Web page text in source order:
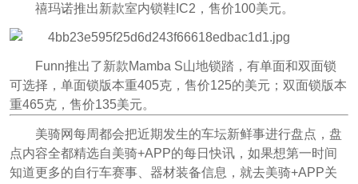
禧玛诺推出新款室内锁鞋IC2， 售价100美元。
Funn推出了新款Mamba S山地锁踏，有单面和双面锁
可选择，单面锁版本重405克，售价125的美元；双面锁版本
重465克，售价135美元。
美骑网每周都会把近期发生的车坛新鲜事进行盘点，盘
点内容全都精选自美骑+APP的每日快讯，如果想第一时间
知道更多的自行车赛事、器材装备信息，就去美骑+APP关